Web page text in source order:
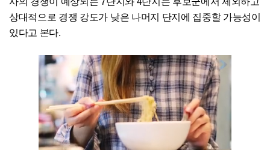
상대적으로 경쟁 강도가 낮은 나머지 단지에 집중할 가능성이
있다고 본다.